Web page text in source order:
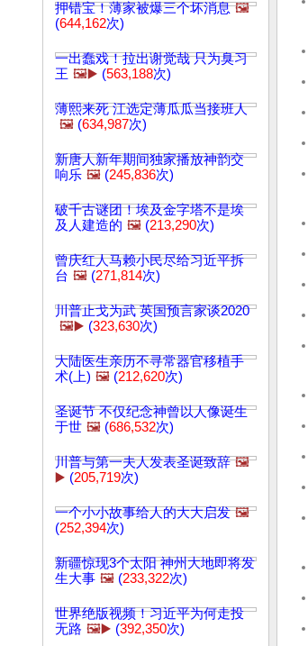
押错宝！薄家被爆三个坏消息 🖼️
(644,162次)
一出蠢戏！拉出谢觉哉 只为臭习
王 🖼️▶️ (563,188次)
薄熙来死 江选定薄瓜瓜当接班人
🖼️ (634,987次)
新唐人新年期间独家播放神韵交
响乐 🖼️ (245,836次)
破千古谜团！埃及金字塔不是埃
及人建造的 🖼️ (213,290次)
曾庆红人马赖小民尽给习近平拆
台 🖼️ (271,814次)
川普止戈为武 英国预言家谈2020
🖼️▶️ (323,630次)
大陆医生亲历不寻常器官移植手
术(上) 🖼️ (212,620次)
圣诞节 不仅纪念神曾以人像诞生
于世 🖼️ (686,532次)
川普与第一夫人发表圣诞致辞 🖼️
▶️ (205,719次)
一个小小故事给人的大大启发 🖼️
(252,394次)
新疆惊现3个太阳 神州大地即将发
生大事 🖼️ (233,322次)
世界绝版视频！习近平为何走投
无路 🖼️▶️ (392,350次)